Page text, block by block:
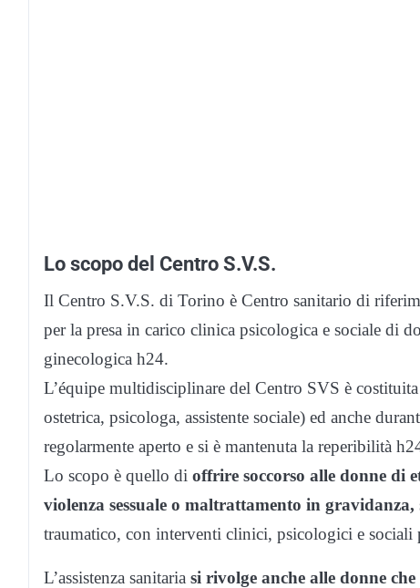
Lo scopo del Centro S.V.S.
Il Centro S.V.S. di Torino è Centro sanitario di
per la presa in carico clinica psicologica e sociale di
ginecologica h24.
L’équipe multidisciplinare del Centro SVS è
ostetrica, psicologa, assistente sociale) ed anche
regolarmente aperto e si è mantenuta la reperibilità
Lo scopo è quello di offrire soccorso alle donne di
violenza sessuale o maltrattamento in gravidanza,
traumatico, con interventi clinici, psicologici e sociali
L’assistenza sanitaria si rivolge anche alle donne